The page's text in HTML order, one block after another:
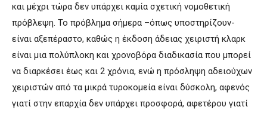
και μέχρι τώρα δεν υπάρχει καμία σχετική νομοθετική
πρόβλεψη. Το πρόβλημα σήμερα –όπως υποστηρίζουν-
είναι αξεπέραστο, καθώς η έκδοση άδειας χειριστή κλαρκ
είναι μια πολύπλοκη και χρονοβόρα διαδικασία που μπορεί
να διαρκέσει έως και 2 χρόνια, ενώ η πρόσληψη αδειούχων
χειριστών από τα μικρά τυροκομεία είναι δύσκολη, αφενός
γιατί στην επαρχία δεν υπάρχει προσφορά, αφετέρου γιατί